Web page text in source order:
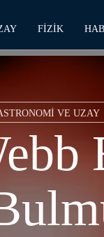
FIZIK
VE UZAY